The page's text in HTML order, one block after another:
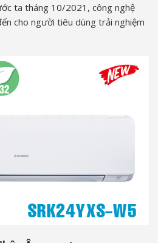
ta tháng 10/2021, công nghệ
cho người tiêu dùng trải nghiệm